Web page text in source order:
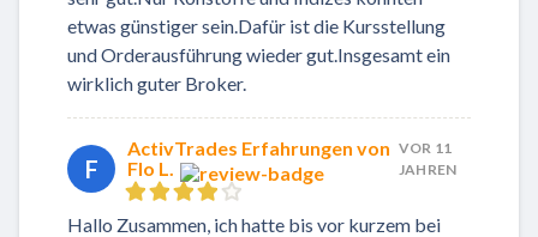
etwas günstiger sein.Dafür ist die Kursstellung
und Orderausführung wieder gut.Insgesamt ein
wirklich guter Broker.
F
ActivTrades Erfahrungen von
Flo L.
VOR 11
JAHREN
Hallo Zusammen, ich hatte bis vor kurzem bei